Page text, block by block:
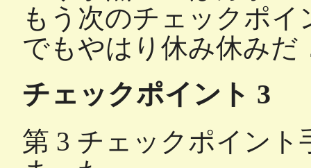
もう次のチェックポ
でもやはり休み休みだ
チェックポイント 3
第 3 チェックポイン